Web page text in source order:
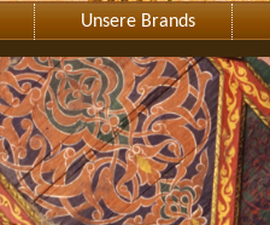
Unsere Brands